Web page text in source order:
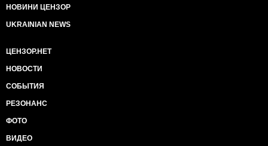
НОВИНИ ЦЕНЗОР
UKRAINIAN NEWS
ЦЕНЗОР.НЕТ
НОВОСТИ
СОБЫТИЯ
РЕЗОНАНС
ФОТО
ВИДЕО